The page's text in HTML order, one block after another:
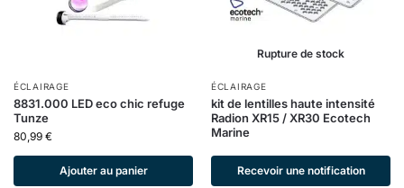
ÉCLAIRAGE
8831.000 LED eco chic refuge
Tunze
80,99 €
Ajouter au panier
Rupture de stock
ÉCLAIRAGE
kit de lentilles haute intensité
Radion XR15 / XR30 Ecotech
Marine
Recevoir une notification